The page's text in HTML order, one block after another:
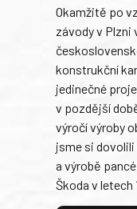
Okamžitě po
závody v Plzni
konstrukční
jedinečné
v pozdější
výročí výroby
jsme si
a výrobě
Škoda v letech